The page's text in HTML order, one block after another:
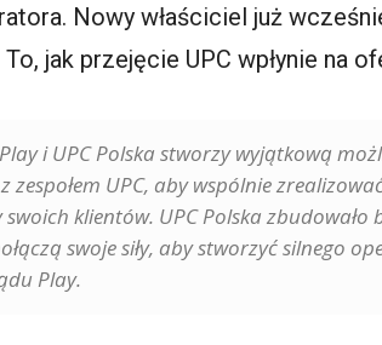
Nowy właściciel już
To, jak przejęcie UPC wpłynie na
i UPC Polska stworzy wyjątkową
zespołem UPC, aby wspólnie
klientów. UPC Polska
swoje siły, aby stworzyć silnego
Play.